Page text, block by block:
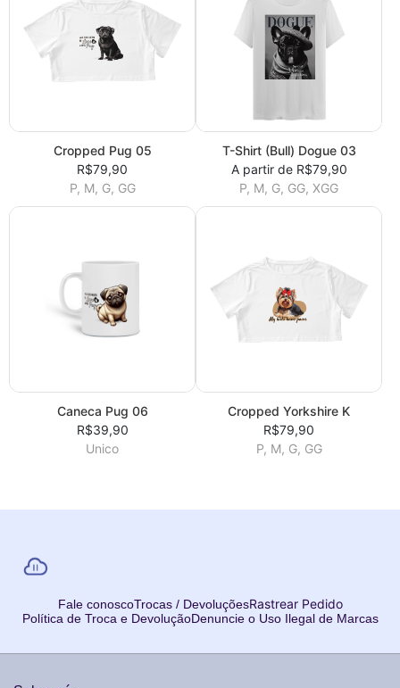
Cropped Pug 05
R$79,90
P, M, G, GG
T-Shirt (Bull) Dogue 03
A partir de R$79,90
P, M, G, GG, XGG
Caneca Pug 06
R$39,90
Unico
Cropped Yorkshire K
R$79,90
P, M, G, GG
Fale conoscoTrocas / DevoluçõesRastrear Pedido
Política de Troca e DevoluçãoDenuncie o Uso Ilegal de Marcas